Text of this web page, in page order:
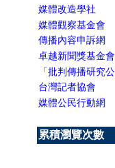
媒體改造學社
媒體觀察基金會
傳播內容申訴網
卓越新聞獎基金會
「批判傳播研究公
台灣記者協會
媒體公民行動網
累積瀏覽次數